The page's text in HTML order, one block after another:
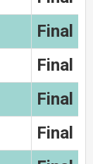
Final
Final
Final
Final